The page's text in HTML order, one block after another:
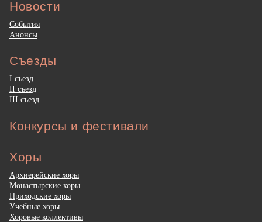
Новости
События
Анонсы
Съезды
I съезд
II съезд
III съезд
Конкурсы и фестивали
Хоры
Архиерейские хоры
Монастырские хоры
Приходские хоры
Учебные хоры
Хоровые коллективы